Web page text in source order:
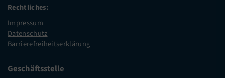
Rechtliches:
Impressum
Datenschutz
Barrierefreiheitserklärung
Geschäftsstelle